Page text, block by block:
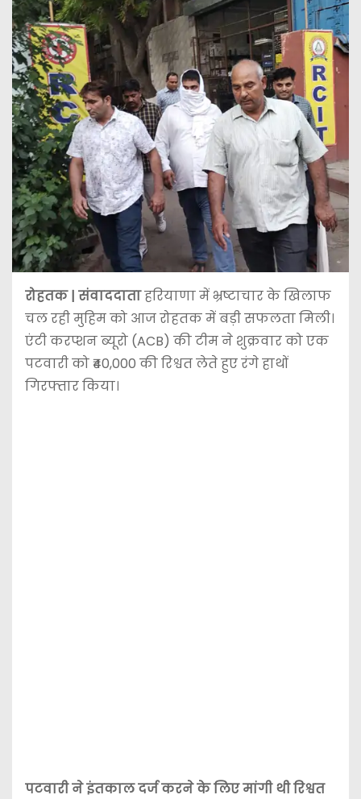
रोहतक | संवाददाताहरियाणा में भ्रष्टाचार के खिलाफ
चल रही मुहिम को आज रोहतक में बड़ी सफलता मिली।
एंटी करप्शन ब्यूरो (ACB) की टीम ने शुक्रवार को एक
पटवारी को ₹40,000 की रिश्वत लेते हुए रंगे हाथों
गिरफ्तार किया।
पटवारी ने इंतकाल दर्ज करने के लिए मांगी थी रिश्वत